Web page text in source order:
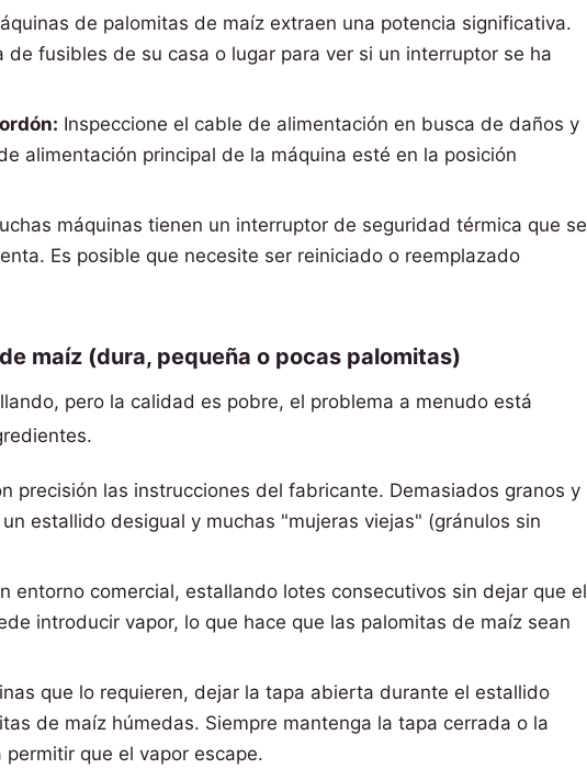
de palomitas de maíz extraen una potencia significativa.
de fusibles de su casa o lugar para ver si un interruptor se ha
Inspeccione el cable de alimentación en busca de daños y
alimentación principal de la máquina esté en la posición
máquinas tienen un interruptor de seguridad térmica que se
Es posible que necesite ser reiniciado o reemplazado
maíz (dura, pequeña o pocas palomitas)
pero la calidad es pobre, el problema a menudo está
precisión las instrucciones del fabricante. Demasiados granos y
estallido desigual y muchas "mujeras viejas" (gránulos sin
entorno comercial, estallando lotes consecutivos sin dejar que el
introducir vapor, lo que hace que las palomitas de maíz sean
que lo requieren, dejar la tapa abierta durante el estallido
de maíz húmedas. Siempre mantenga la tapa cerrada o la
que el vapor escape.